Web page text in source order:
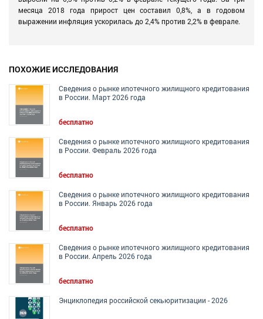
месяца 2018 года прирост цен составил 0,8%, а в годовом
выражении инфляция ускорилась до 2,4% против 2,2% в феврале.
ПОХОЖИЕ ИССЛЕДОВАНИЯ
Сведения о рынке ипотечного жилищного кредитования
в России. Март 2026 года
бесплатно
Сведения о рынке ипотечного жилищного кредитования
в России. Февраль 2026 года
бесплатно
Сведения о рынке ипотечного жилищного кредитования
в России. Январь 2026 года
бесплатно
Сведения о рынке ипотечного жилищного кредитования
в России. Апрель 2026 года
бесплатно
Энциклопедия российской секьюритизации - 2026